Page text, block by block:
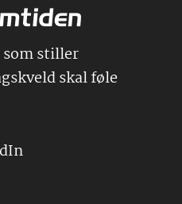
stiller
skal føle